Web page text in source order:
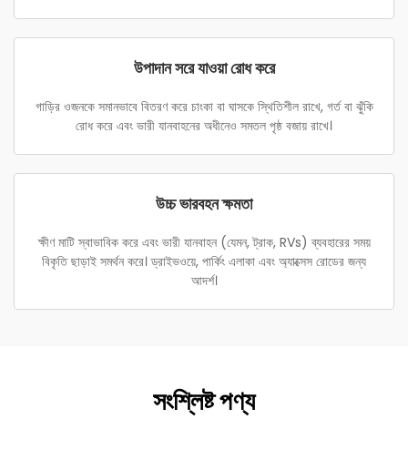
উপাদান সরে যাওয়া রোধ করে
গাড়ির ওজনকে সমানভাবে বিতরণ করে চাংকা বা ঘাসকে স্থিতিশীল রাখে, গর্ত বা ঝুঁকি
রোধ করে এবং ভারী যানবাহনের অধীনেও সমতল পৃষ্ঠ বজায় রাখে।
উচ্চ ভারবহন ক্ষমতা
ক্ষীণ মাটি স্বাভাবিক করে এবং ভারী যানবাহন (যেমন, ট্রাক, RVs) ব্যবহারের সময়
বিকৃতি ছাড়াই সমর্থন করে। ড্রাইভওয়ে, পার্কিং এলাকা এবং অ্যাক্সেস রোডের জন্য
আদর্শ।
সংশ্লিষ্ট পণ্য